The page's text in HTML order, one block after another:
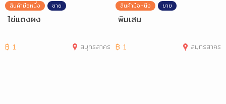
สินค้ามือหนึ่ง ขาย
ไข่แดงผง
฿ 1 สมุทรสาคร
สินค้ามือหนึ่ง ขาย
พิมเสน
฿ 1 สมุทรสาคร